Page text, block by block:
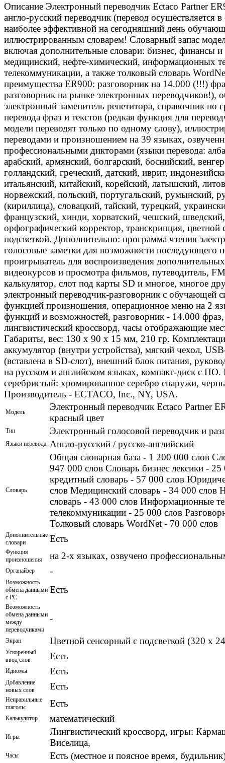
Описание Электронный переводчик Ectaco Partner
англо-русский переводчик (перевод осуществляется
наиболее эффективной на сегодняшний день
иллюстрированным словарем! Словарный запас
включая дополнительные словари: бизнес, финансы
медицинский, нефте-химический, информационных
телекоммуникации, а также толковый словарь
преимущества ER900: разговорник на 14.000 (!!!)
разговорник на рынке электронных переводчиков!),
электронный заменитель репетитора, справочник по
перевода фраз и текстов (редкая функция для
модели переводят только по одному слову),
переводами и произношением на 39 языках,
профессиональными дикторами (языки перевода:
арабский, армянский, болгарский, боснийский,
голландский, греческий, датский, иврит,
итальянский, китайский, корейский, латышский,
норвежский, польский, португальский, румынский,
(кириллица), словацкий, тайский, турецкий,
французский, хинди, хорватский, чешский,
орфографический корректор, транскрипция, цветной
подсветкой. Дополнительно: программа чтения
голосовые заметки для возможности последующего
проигрыватель для воспроизведения
видеокурсов и просмотра фильмов, путеводитель,
калькулятор, слот под карты SD и многое, многое
электронный переводчик-разговорник с обучающей
функцией произношения, операционное меню на 2
функций и возможностей, разговорник - 14.000
лингвистический кроссворд, часы отображающие
Габариты, вес: 130 x 90 x 15 мм, 210 гр.
аккумулятор (внутри устройства), мягкий чехол,
(вставлена в SD-слот), внешний блок питания,
на русском и английском языках, компакт-диск с ПО.
серебристый: хромированное серебро снаружи,
Производитель - ECTACO, Inc., NY, USA.
Модель
Электронный переводчик Ectaco Partner
красный цвет
Тип Электронный голосовой переводчик и
Языки перевода Англо-русский / русско-английский
Словарь
Общая словарная база - 1 200 000 слов
947 000 слов Словарь бизнес лексики -
кредитный словарь - 57 000 слов
слов Медицинский словарь - 34 000 слов
словарь - 43 000 слов Информационные
телекоммуникации - 25 000 слов
Толковый словарь WordNet - 70 000 слов
Дополнительные
словари
Есть
Функция
произношения
на 2-х языках, озвучено
Органайзер -
Возможность
обмена данными
с PC
Есть
Возможность
обмена данными
между
переводчиками
-
Экран Цветной сенсорный с подсветкой (320 x
Ускоренный
ввод слов
Есть
Идиомы Есть
Добавление
новых слов
Есть
Неправильные
глаголы
Есть
Калькулятор математический
Игры
Лингвистический кроссворд, игры:
Виселица,
Часы Есть (местное и поясное время,